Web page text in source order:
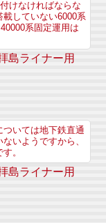
けなければならな
していない6000系
系固定運用は
島ライナー用
いては地下鉄直通
いようですから、
。
島ライナー用